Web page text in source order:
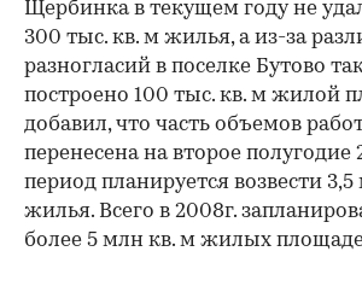
Щербинка в текущем году не
300 тыс. кв. м жилья, а из-за
разногласий в поселке Бутово
построено 100 тыс. кв. м жилой
добавил, что часть объемов
перенесена на второе полугодие
период планируется возвести
жилья. Всего в 2008г.
более 5 млн кв. м жилых